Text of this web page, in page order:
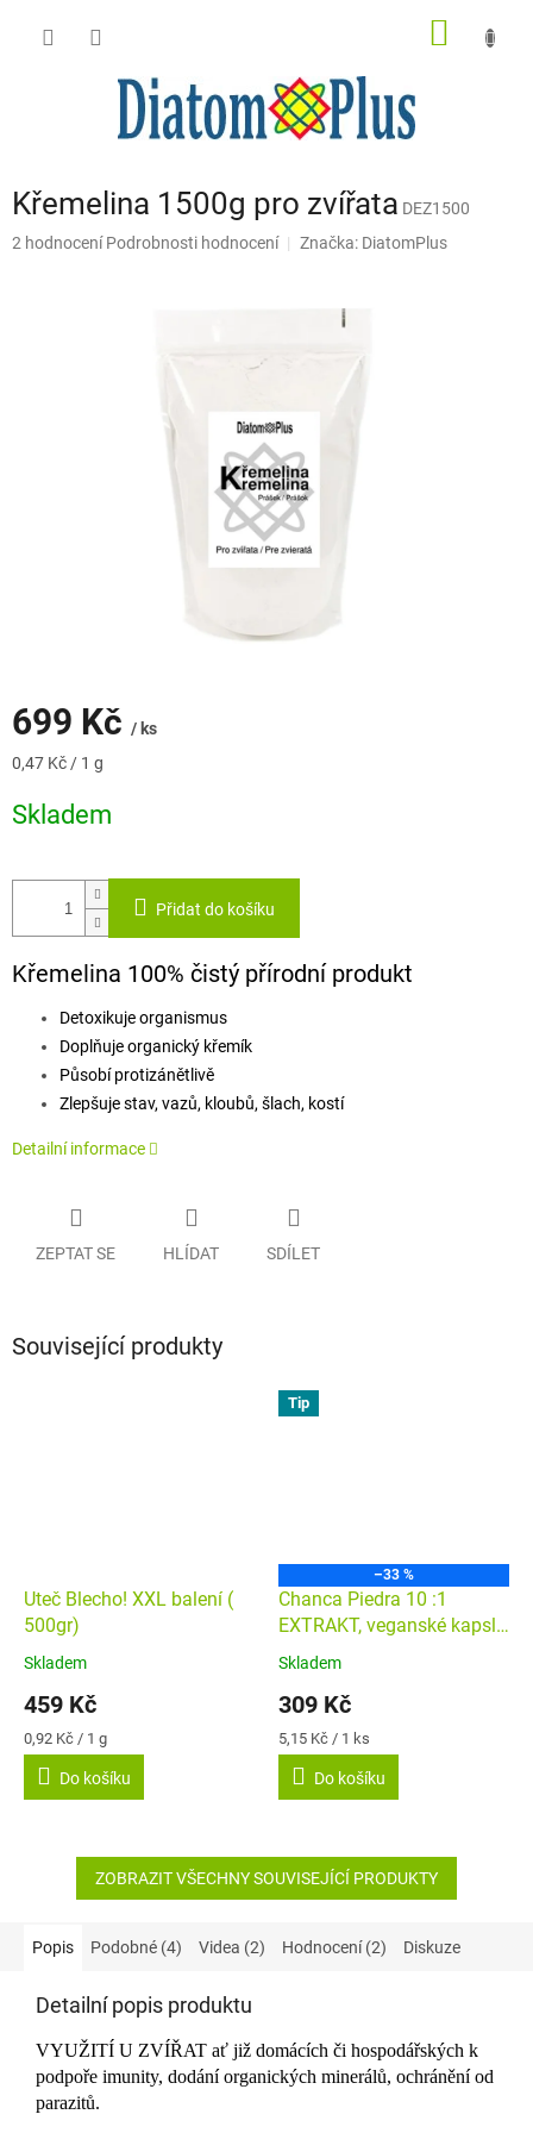
Křemelina 1500g pro zvířata DEZ1500
Průměrné
2 hodnocení Podrobnosti hodnocení Značka: DiatomPlus
699 Kč / ks
Měrná
0,47 Kč / 1 g
Skladem
Přidat do košíku
Křemelina 100% čistý přírodní produkt
Detoxikuje organismus
Doplňuje organický křemík
Působí protizánětlivě
Zlepšuje stav, vazů, kloubů, šlach, kostí
Detailní informace
ZEPTAT SE HLÍDAT SDÍLET
Související produkty
Uteč Blecho! XXL balení (
500gr)
Průměrné
produktu
je
4,1
5
Skladem
459 Kč
Měrná
cena:
0,92 Kč / 1 g
Do košíku
Tip
–33 %
Chanca Piedra 10 :1
EXTRAKT, veganské kapsle
60ks
Průměrné
produktu
je
5,0
5
Skladem
309 Kč
Měrná
cena:
5,15 Kč / 1 ks
Do košíku
ZOBRAZIT VŠECHNY SOUVISEJÍCÍ PRODUKTY
Popis Podobné (4) Videa (2) Hodnocení (2) Diskuze
Detailní popis produktu
VYUŽITÍ U ZVÍŘAT ať již domácích či hospodářských k
podpoře imunity, dodání organických minerálů, ochránění od
parazitů.